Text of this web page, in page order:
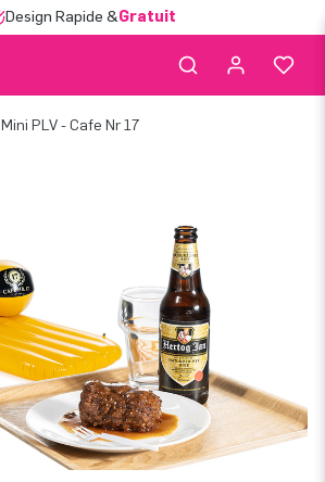
Design Rapide &Gratuit
Mini PLV - Cafe Nr 17